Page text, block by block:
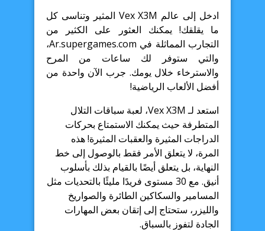
ادخل إلى عالم Vex X3M المثير وتناسى كل
ما يقلقك! يمكنك العثور على الكثير من
التجارب المماثلة في Ar.supergames.com،
والتي ستوفر لك ساعات من المرح
والاسترخاء خلال يومك. جرب الآن واحدة من
أفضل الألعاب الرياضية!
استعد لـ Vex X3M، لعبة سباقات التلال
المتطرفة حيث يمكنك الاستمتاع بحركات
الدراجات المثيرة والعقبات المثيرة! هذه
المرة، لا يتعلق الأمر فقط بالوصول إلى خط
النهاية، بل يتعلق أيضًا بالقيام بذلك بأسلوب
أنيق. مع 30 مستوى فريدًا مليئًا بالتحديات مثل
المسامير والسكاكين الطائرة والصواريخ
والليزر، ستحتاج إلى إتقان بعض المهارات
الجادة لتفوز بالسباق.